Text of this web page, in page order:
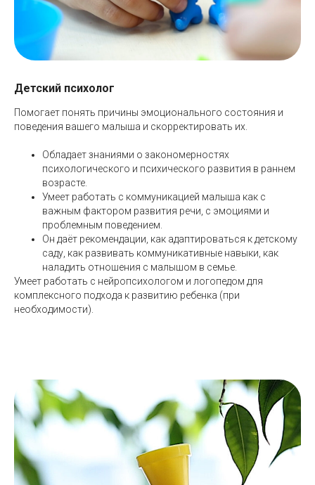
Детский психолог
Помогает понять причины эмоционального состояния и
поведения вашего малыша и скорректировать их.
Обладает знаниями о закономерностях
психологического и психического развития в раннем
возрасте.
Умеет работать с коммуникацией малыша как с
важным фактором развития речи, с эмоциями и
проблемным поведением.
Он даёт рекомендации, как адаптироваться к детскому
саду, как развивать коммуникативные навыки, как
наладить отношения с малышом в семье.
Умеет работать с нейропсихологом и логопедом для
комплексного подхода к развитию ребенка (при
необходимости).